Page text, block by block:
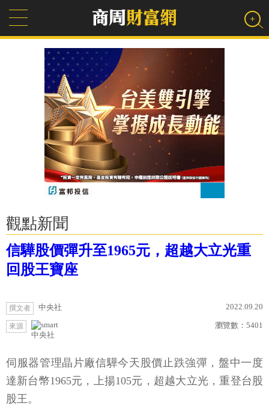
觀點新聞
信驊股價彈升至1965元，超越大立光重
回股王寶座
撰文者 中央社 2022.09.20
來源
中央社
瀏覽數： 5401
伺服器管理晶片廠信驊今天股價止跌強彈，盤中一度
達新台幣1965元，上揚105元，超越大立光，重登台股
股王。